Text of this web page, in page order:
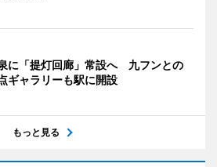
に「提灯回廊」常設へ 九フンとの
ギャラリーも駅に開設
もっと見る